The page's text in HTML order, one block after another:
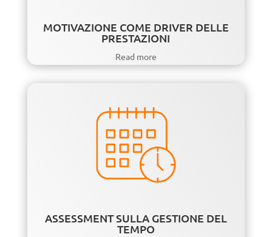
MOTIVAZIONE COME DRIVER DELLE
PRESTAZIONI
Read more
ASSESSMENT SULLA GESTIONE DEL
TEMPO